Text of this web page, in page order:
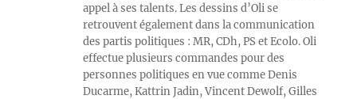
appel à ses talents. Les dessins d’Oli se
retrouvent également dans la communication
des partis politiques : MR, CDh, PS et Ecolo. Oli
effectue plusieurs commandes pour des
personnes politiques en vue comme Denis
Ducarme, Kattrin Jadin, Vincent Dewolf, Gilles